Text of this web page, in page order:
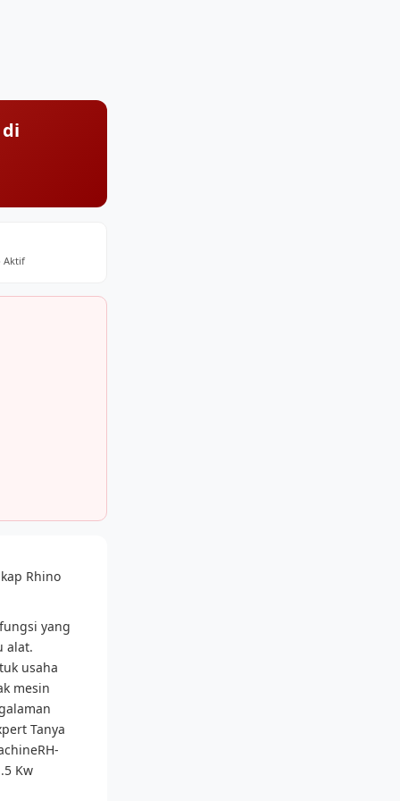
Aktif
Rhino
yang
alat.
usaha
mesin
Tanya
Kw